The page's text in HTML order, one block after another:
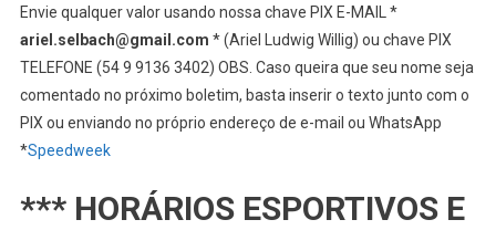
Envie qualquer valor usando nossa chave PIX E-MAIL *
ariel.selbach@gmail.com * (Ariel Ludwig Willig) ou chave PIX
TELEFONE (54 9 9136 3402) OBS. Caso queira que seu nome seja
comentado no próximo boletim, basta inserir o texto junto com o
PIX ou enviando no próprio endereço de e-mail ou WhatsApp
*Speedweek
*** HORÁRIOS ESPORTIVOS E